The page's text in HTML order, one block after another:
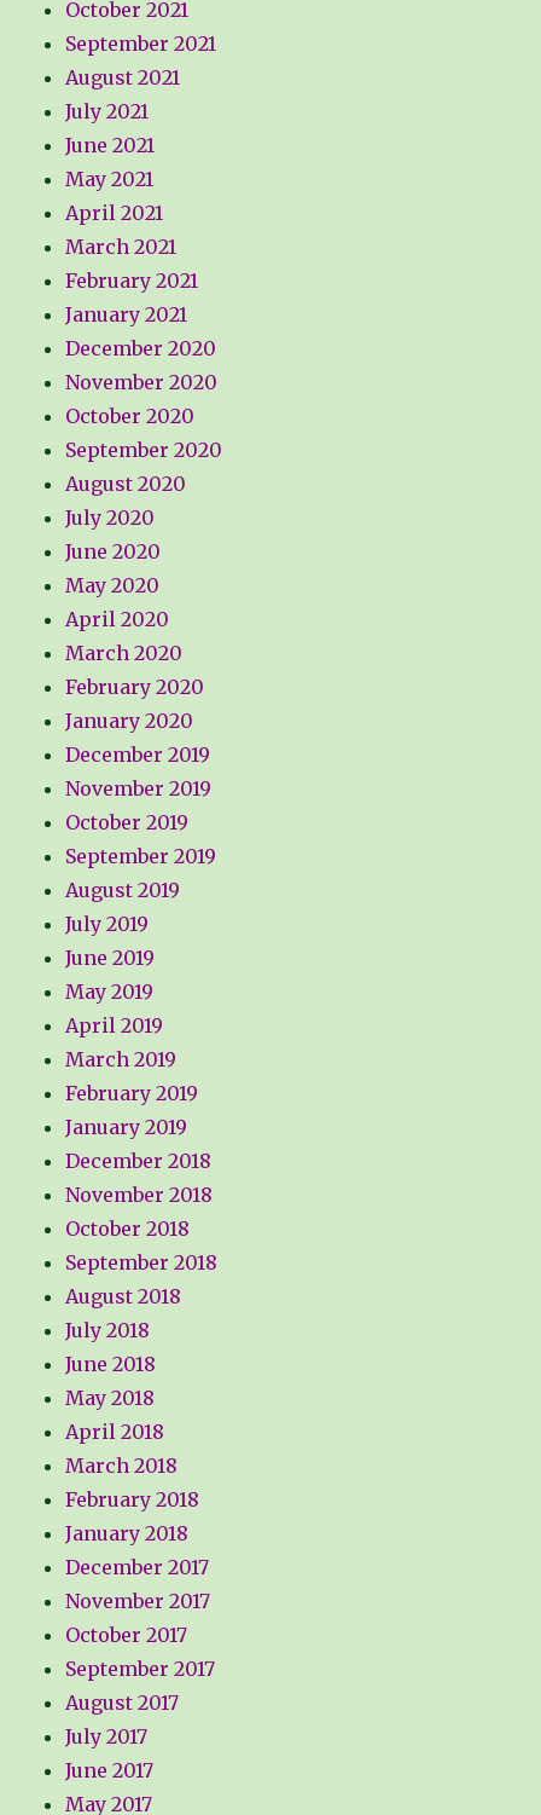
October 2021
September 2021
August 2021
July 2021
June 2021
May 2021
April 2021
March 2021
February 2021
January 2021
December 2020
November 2020
October 2020
September 2020
August 2020
July 2020
June 2020
May 2020
April 2020
March 2020
February 2020
January 2020
December 2019
November 2019
October 2019
September 2019
August 2019
July 2019
June 2019
May 2019
April 2019
March 2019
February 2019
January 2019
December 2018
November 2018
October 2018
September 2018
August 2018
July 2018
June 2018
May 2018
April 2018
March 2018
February 2018
January 2018
December 2017
November 2017
October 2017
September 2017
August 2017
July 2017
June 2017
May 2017